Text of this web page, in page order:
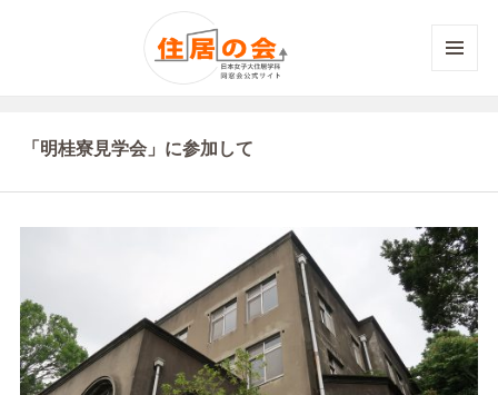
「明桂寮見学会」に参加して